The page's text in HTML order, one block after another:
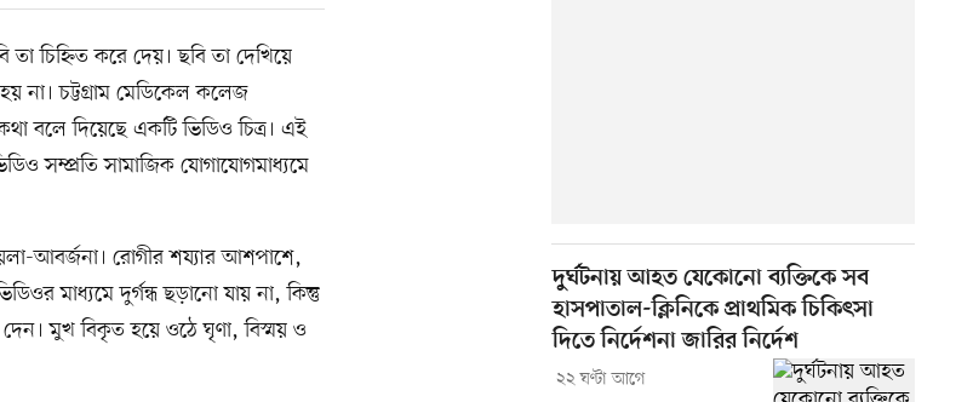
চিহ্নিত করে দেয়। ছবি তা দেখিয়ে
না। চট্টগ্রাম মেডিকেল কলেজ
বলে দিয়েছে একটি ভিডিও চিত্র। এই
সম্প্রতি সামাজিক যোগাযোগমাধ্যমে
আবর্জনা। রোগীর শয্যার আশপাশে,
মাধ্যমে দুর্গন্ধ ছড়ানো যায় না, কিন্তু
দেন। মুখ বিকৃত হয়ে ওঠে ঘৃণা, বিস্ময় ও
দুর্ঘটনায় আহত যেকোনো ব্যক্তিকে সব
হাসপাতাল-ক্লিনিকে প্রাথমিক চিকিৎসা
দিতে নির্দেশনা জারির নির্দেশ
২২ ঘণ্টা আগে